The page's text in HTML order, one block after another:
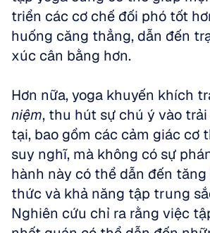
triển các cơ chế đối phó tốt
huống căng thẳng, dẫn đến
xúc cân bằng hơn.
Hơn nữa, yoga khuyến khích
niệm, thu hút sự chú ý vào
tại, bao gồm các cảm giác cơ
suy nghĩ, mà không có sự
hành này có thể dẫn đến
thức và khả năng tập trung
Nghiên cứu chỉ ra rằng việc